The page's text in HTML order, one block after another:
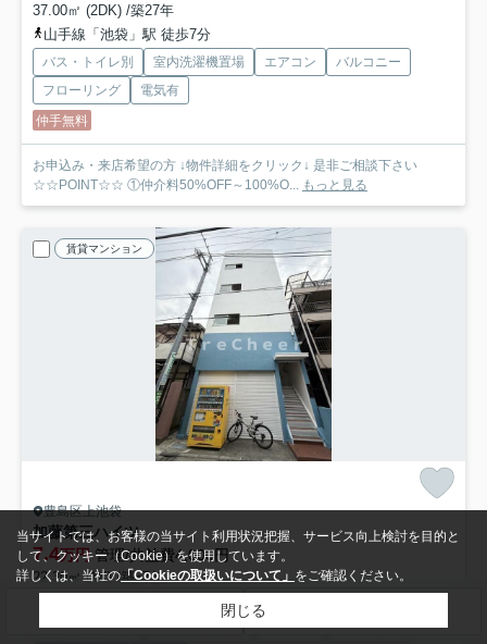
37.00㎡ (2DK) /築27年
山手線「池袋」駅 徒歩7分
バス・トイレ別 室内洗濯機置場 エアコン
バルコニー
フローリング
電気有
仲手無料
お申込み・来店希望の方 ↓物件詳細をクリック↓ 是非ご相談下さい
☆☆POINT☆☆ ①仲介料50%OFF～100%O... もっと見る
賃貸マンション
豊島区上池袋
加藤第三ハイツ
7.4万円管理/共益費4,000円
22.30㎡ (1K) /築57年
丸ノ内線「池袋」駅 徒歩14分
バス・トイレ別 室内洗濯機置場 エアコン バルコニー
当サイトでは、お客様の当サイト利用状況把握、サービス向上検討を目的と
して、クッキー（Cookie）を使用しています。
詳しくは、当社の「Cookieの取扱いについて」 をご確認ください。
閉じる